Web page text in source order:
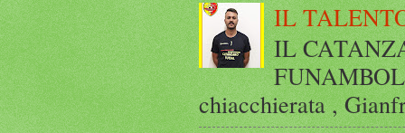
IL
IL
chiacchierata ,